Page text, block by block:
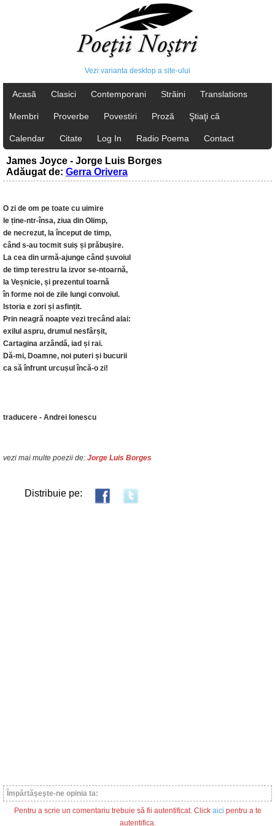
Vezi varianta desktop a site-ului
Acasă Clasici Contemporani Străini Translations
Membri Proverbe Povestiri Proză Ştiaţi că
Calendar Citate Log In Radio Poema Contact
James Joyce - Jorge Luis Borges
Adăugat de: Gerra Orivera
O zi de om pe toate cu uimire
le ține-ntr-însa, ziua din Olimp,
de necrezut, la început de timp,
când s-au tocmit suiș și prăbușire.
La cea din urmă-ajunge când șuvoiul
de timp terestru la izvor se-ntoarnă,
la Veșnicie, și prezentul toarnă
în forme noi de zile lungi convoiul.
Istoria e zori și asfințit.
Prin neagră noapte vezi trecând alai:
exilul aspru, drumul nesfârșit,
Cartagina arzândă, iad și rai.
Dă-mi, Doamne, noi puteri și bucurii
ca să înfrunt urcușul încă-o zi!
traducere - Andrei Ionescu
vezi mai multe poezii de: Jorge Luis Borges
Distribuie pe:
Împărtăşeşte-ne opinia ta:
Pentru a scrie un comentariu trebuie să fii autentificat. Click aici pentru a te
autentifica.